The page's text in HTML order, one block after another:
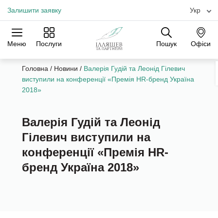
Залишити заявку Укр
Меню Послуги Пошук Офіси
Практики Галузі
Офіси
Головна / Новини / Валерія Гудій та Леонід Гілевич
виступили на конференції «Премія HR-бренд Україна
2018»
Валерія Гудій та Леонід
Гілевич виступили на
конференції «Премія HR-
бренд Україна 2018»